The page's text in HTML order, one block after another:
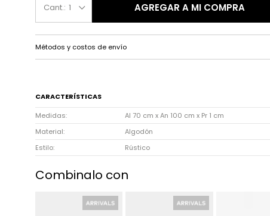
1 AGREGAR A MI COMPRA
Métodos y costos de envío
CARACTERÍSTICAS
Medidas
Al 70 cm x An 100 cm x Pr 1 cm
Material
Algodón
Estilo
Rústico
Combinalo con